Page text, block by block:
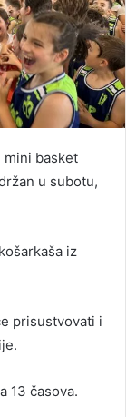
mini basket
u subotu,
iz
prisustvovati i
13 časova.